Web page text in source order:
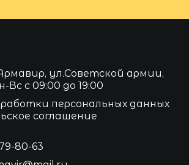
ул.Советской армии,
Вс с 09:00 до 19:00
персональных данных
соглашение
80-63